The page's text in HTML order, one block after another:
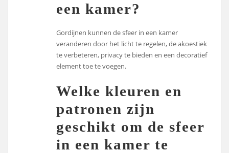
een kamer?
Gordijnen kunnen de sfeer in een kamer
veranderen door het licht te regelen, de akoestiek
te verbeteren, privacy te bieden en een decoratief
element toe te voegen.
Welke kleuren en
patronen zijn
geschikt om de sfeer
in een kamer te